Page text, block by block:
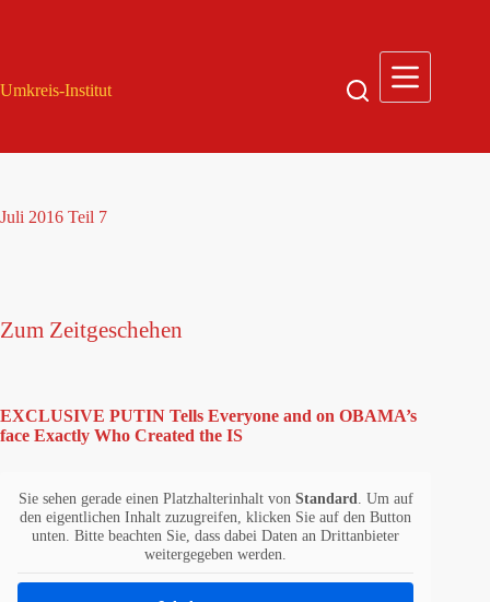
Umkreis-Institut
Juli 2016 Teil 7
Zum Zeitgeschehen
EXCLUSIVE PUTIN Tells Everyone and on OBAMA’s
face Exactly Who Created the IS
Sie sehen gerade einen Platzhalterinhalt von Standard
. Um auf
den eigentlichen Inhalt zuzugreifen, klicken Sie auf den Button
unten. Bitte beachten Sie, dass dabei Daten an Drittanbieter
weitergegeben werden.